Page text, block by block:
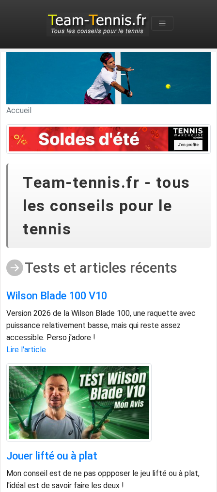
Accueil
Team-tennis.fr - tous
les conseils pour le
tennis
Tests et articles récents
Wilson Blade 100 V10
Version 2026 de la Wilson Blade 100, une raquette avec
puissance relativement basse, mais qui reste assez
accessible. Perso j'adore !
Lire l'article
Jouer lifté ou à plat
Mon conseil est de ne pas oppposer le jeu lifté ou à plat,
l'idéal est de savoir faire les deux !